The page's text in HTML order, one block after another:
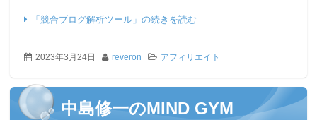
「競合ブログ解析ツール」の続きを読む
2023年3月24日 reveron アフィリエイト
中島修一のMIND GYM